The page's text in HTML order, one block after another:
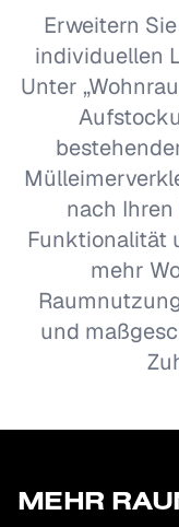
Erweitern
individuellen
Unter
nach
Funktionalität
mehr
und
MEHR